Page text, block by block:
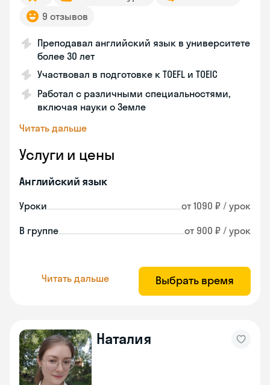
9 отзывов
Преподавал английский язык в университете
более 30 лет
Участвовал в подготовке к TOEFL и TOEIC
Работал с различными специальностями,
включая науки о Земле
Читать дальше
Услуги и цены
Английский язык
Уроки от 1090 ₽ / урок
В группе от 900 ₽ / урок
Читать дальше Выбрать время
Наталия